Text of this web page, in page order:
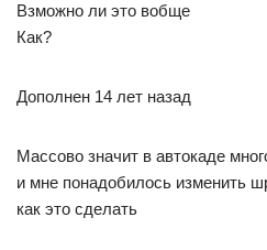
Взможно ли это вобще
Как?
Дополнен 14 лет назад
Массово значит в автокаде
и мне понадобилось изменить
как это сделать